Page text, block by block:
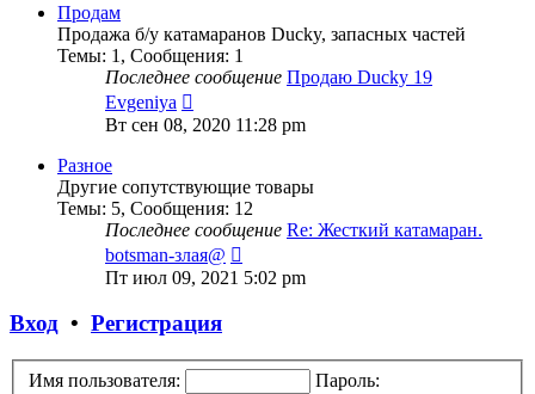
Продам
Продажа б/у катамаранов Ducky, запасных частей
Темы: 1 , Сообщения: 1
Последнее сообщение Продаю Ducky 19
Evgeniya
к
последнему
Вт сен 08, 2020 11:28 pm
Разное
Другие сопутствующие товары
Темы: 5, Сообщения: 12
Последнее сообщение Re: Жесткий катамаран.
botsman-злая@
к
последнему
Пт июл 09, 2021 5:02 pm
Вход • Регистрация
Имя пользователя:
Пароль: